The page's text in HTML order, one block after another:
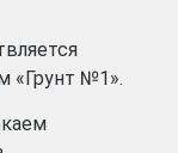
«Грунт №1».